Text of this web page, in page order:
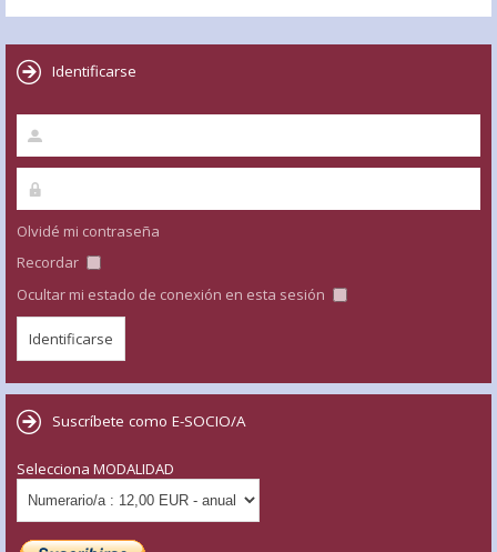
Identificarse
Olvidé mi contraseña
Recordar
Ocultar mi estado de conexión en esta sesión
Suscríbete como E-SOCIO/A
Selecciona MODALIDAD